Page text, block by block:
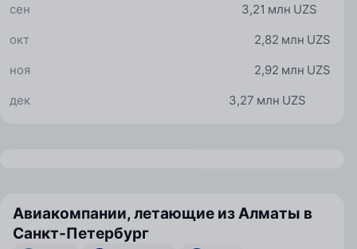
3,21 млн UZS
сен
2,82 млн UZS
окт
2,92 млн UZS
ноя
3,27 млн UZS
дек
Авиакомпании, летающие из Алматы в
Санкт-Петербург